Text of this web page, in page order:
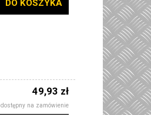
DO KOSZYKA
49,93 zł
dostępny na zamówienie